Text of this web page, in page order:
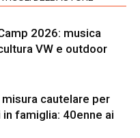
2026: musica
VW e outdoor
cautelare per
famiglia: 40enne ai